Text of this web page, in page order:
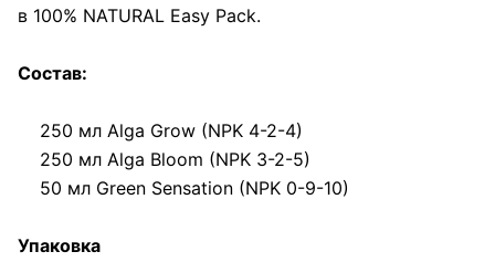
в 100% NATURAL Easy Pack.
Состав:
250 мл Alga Grow (NPK 4-2-4)
250 мл Alga Bloom (NPK 3-2-5)
50 мл Green Sensation (NPK 0-9-10)
Упаковка